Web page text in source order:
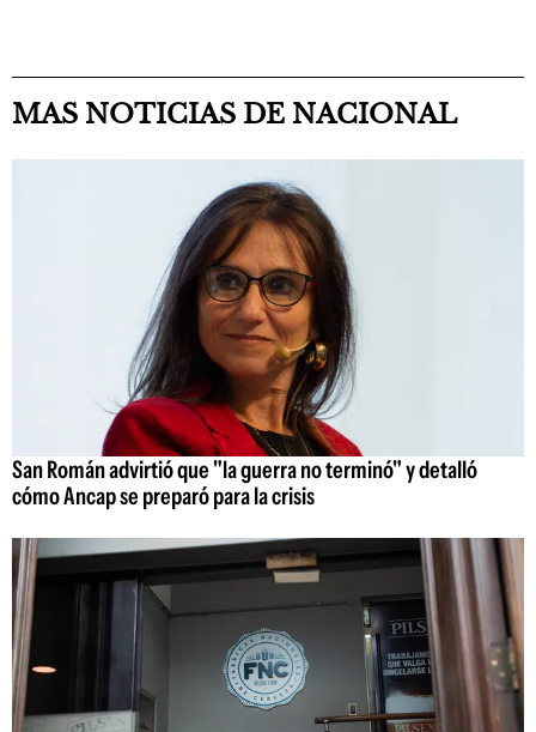
MAS NOTICIAS DE NACIONAL
San Román advirtió que "la guerra no terminó" y detalló
cómo Ancap se preparó para la crisis